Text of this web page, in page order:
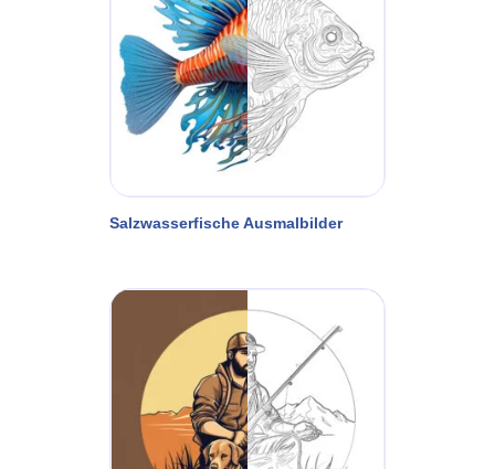
Salzwasserfische Ausmalbilder